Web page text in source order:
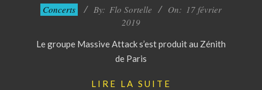
2019-
Concerts By: Flo Sortelle On: 17 février
2019
Le groupe Massive Attack s’est produit au Zénith
de Paris
LIRE LA SUITE